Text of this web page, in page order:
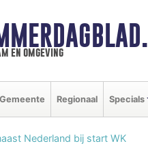
en omgeving
Gemeente Regionaal Specials
Nederland bij start WK